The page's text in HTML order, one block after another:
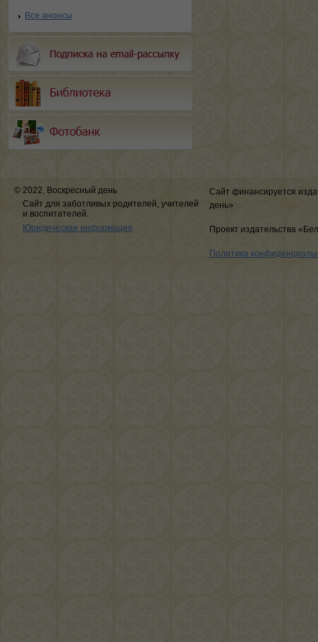
Все анонсы
© 2022, Воскресный день
Сайт для заботливых родителей, учителей
и воспитателей.
Юридическая информация
Сайт финансируется
день»
Проект издательства
Политика